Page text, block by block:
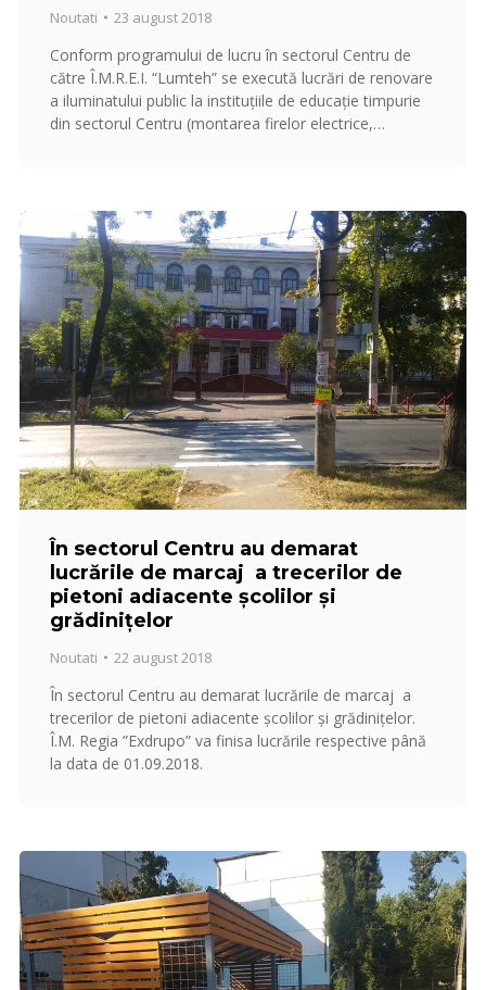
Noutati 23 august 2018
Conform programului de lucru în sectorul Centru de
către Î.M.R.E.I. “Lumteh” se execută lucrări de renovare
a iluminatului public la instituțiile de educație timpurie
din sectorul Centru (montarea firelor electrice,…
În sectorul Centru au demarat
lucrările de marcaj a trecerilor de
pietoni adiacente școlilor și
grădinițelor
Noutati 22 august 2018
În sectorul Centru au demarat lucrările de marcaj a
trecerilor de pietoni adiacente școlilor și grădinițelor.
Î.M. Regia ”Exdrupo” va finisa lucrările respective până
la data de 01.09.2018.